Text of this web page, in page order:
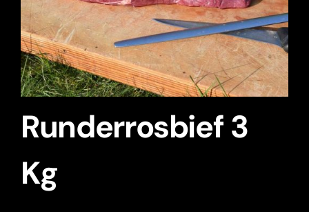
Runderrosbief 3
Kg